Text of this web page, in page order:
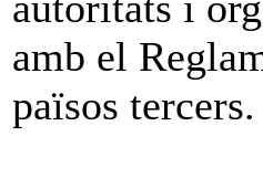
amb el
països tercers.